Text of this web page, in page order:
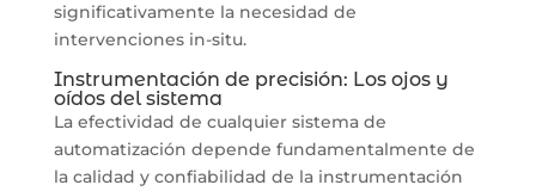
significativamente la necesidad de
intervenciones in-situ.
Instrumentación de precisión: Los ojos y
oídos del sistema
La efectividad de cualquier sistema de
automatización depende fundamentalmente de
la calidad y confiabilidad de la instrumentación